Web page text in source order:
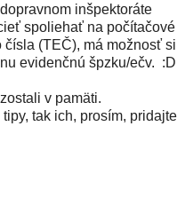
inšpektoráte
spoliehať na počítačové
(TEČ), má možnosť si
evidenčnú špzku/ečv. :D
v pamäti.
tak ich, prosím, pridajte